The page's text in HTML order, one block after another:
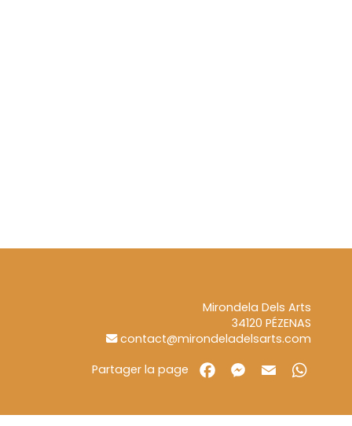
Mirondela Dels Arts
34120 PÉZENAS
contact@mirondeladelsarts.com
Partager la page